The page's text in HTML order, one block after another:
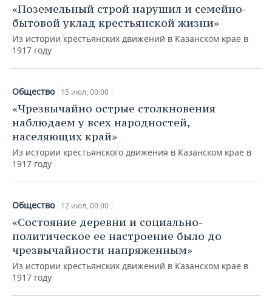
«Поземельный строй нарушил и семейно-
бытовой уклад крестьянской жизни»
Из истории крестьянских движений в Казанском крае в
1917 году
Общество 15 июл, 00:00
«Чрезвычайно острые столкновения
наблюдаем у всех народностей,
населяющих край»
Из истории крестьянского движения в Казанском крае в
1917 году
Общество 12 июл, 00:00
«Состояние деревни и социально-
политическое ее настроение было до
чрезвычайности напряженным»
Из истории крестьянских движений в Казанском крае в
1917 году